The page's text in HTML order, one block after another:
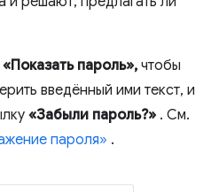
«Показать пароль», чтобы
введённый ими текст, и
«Забыли пароль?» . См.
пароля» .